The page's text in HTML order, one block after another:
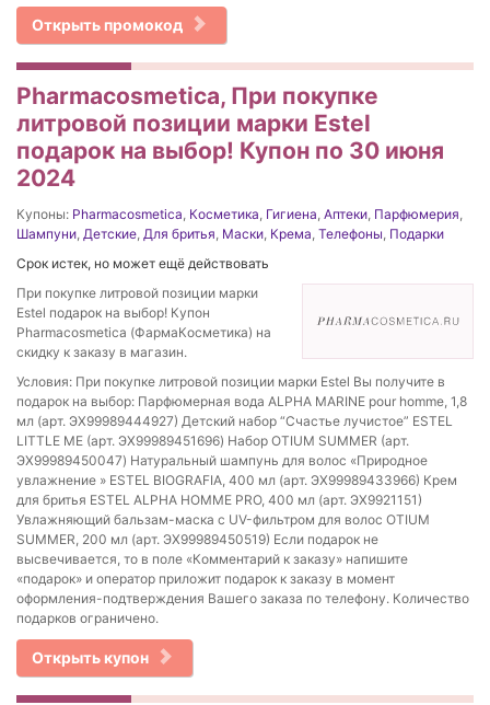
Открыть промокод
Pharmacosmetica, При покупке
литровой позиции марки Estel
подарок на выбор! Купон по 30 июня
2024
Купоны: Pharmacosmetica, Косметика, Гигиена, Аптеки, Парфюмерия,
Шампуни, Детские, Для бритья, Маски, Крема, Телефоны, Подарки
Срок истек, но может ещё действовать
При покупке литровой позиции марки
Estel подарок на выбор! Купон
Pharmacosmetica (ФармаКосметика) на
скидку к заказу в магазин.
Условия: При покупке литровой позиции марки Estel Вы получите в
подарок на выбор: Парфюмерная вода ALPHA MARINE pour homme, 1,8
мл (арт. ЭХ99989444927) Детский набор “Счастье лучистое” ESTEL
LITTLE ME (арт. ЭХ99989451696) Набор OTIUM SUMMER (арт.
ЭХ99989450047) Натуральный шампунь для волос «Природное
увлажнение » ESTEL BIOGRAFIA, 400 мл (арт. ЭХ99989433966) Крем
для бритья ESTEL ALPHA HOMME PRO, 400 мл (арт. ЭХ9921151)
Увлажняющий бальзам-маска с UV-фильтром для волос OTIUM
SUMMER, 200 мл (арт. ЭХ99989450519) Если подарок не
высвечивается, то в поле «Комментарий к заказу» напишите
«подарок» и оператор приложит подарок к заказу в момент
оформления-подтверждения Вашего заказа по телефону. Количество
подарков ограничено.
Открыть купон